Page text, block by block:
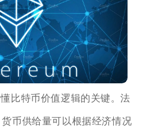
比特币价值逻辑的关键。法
币供给量可以根据经济情况